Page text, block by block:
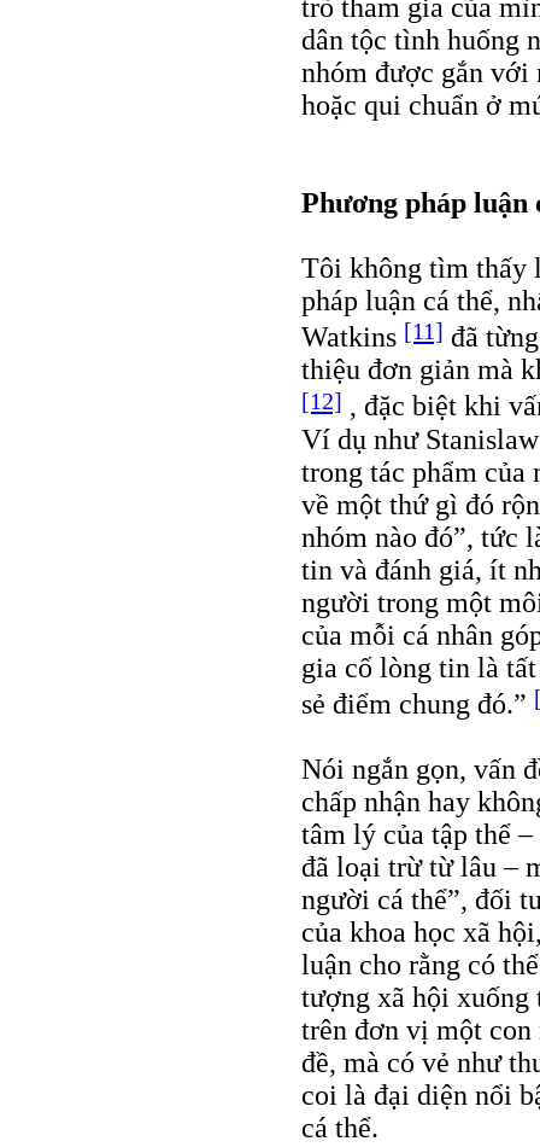
trò tham gia của
dân tộc tình huống
nhóm được gắn với
hoặc qui chuẩn ở
Phương pháp luận
Tôi không tìm thấy
pháp luận cá thể,
Watkins [11] đã
thiệu đơn giản mà
[12] , đặc biệt khi
Ví dụ như
trong tác phẩm của
về một thứ gì đó
nhóm nào đó”, tức
tin và đánh giá, ít
người trong một
của mỗi cá nhân
gia cố lòng tin là
sẻ điểm chung đó.”
Nói ngắn gọn, vấn
chấp nhận hay
tâm lý của tập thể
đã loại trừ từ lâu –
người cá thể”, đối
của khoa học xã
luận cho rằng có
tượng xã hội xuống
trên đơn vị một
đề, mà có vẻ như
coi là đại diện nổi
cá thể.